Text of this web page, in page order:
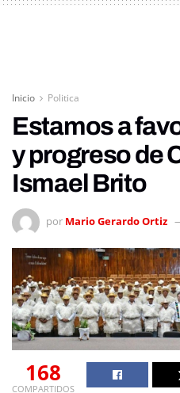
Inicio Politica
Estamos a
y progreso de
Ismael Brito
por Mario Gerardo Ortiz
168
COMPARTIDOS